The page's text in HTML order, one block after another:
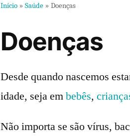
Início »Saúde »Doenças
Doenças
Desde quando nascemos
idade, seja embebês,
Não importa se são vírus,